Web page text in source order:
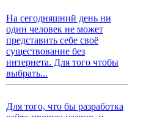
На сегодняшний день ни
один человек не может
представить себе своё
существование без
интернета. Для того чтобы
выбрать...
Для того, что бы разработка